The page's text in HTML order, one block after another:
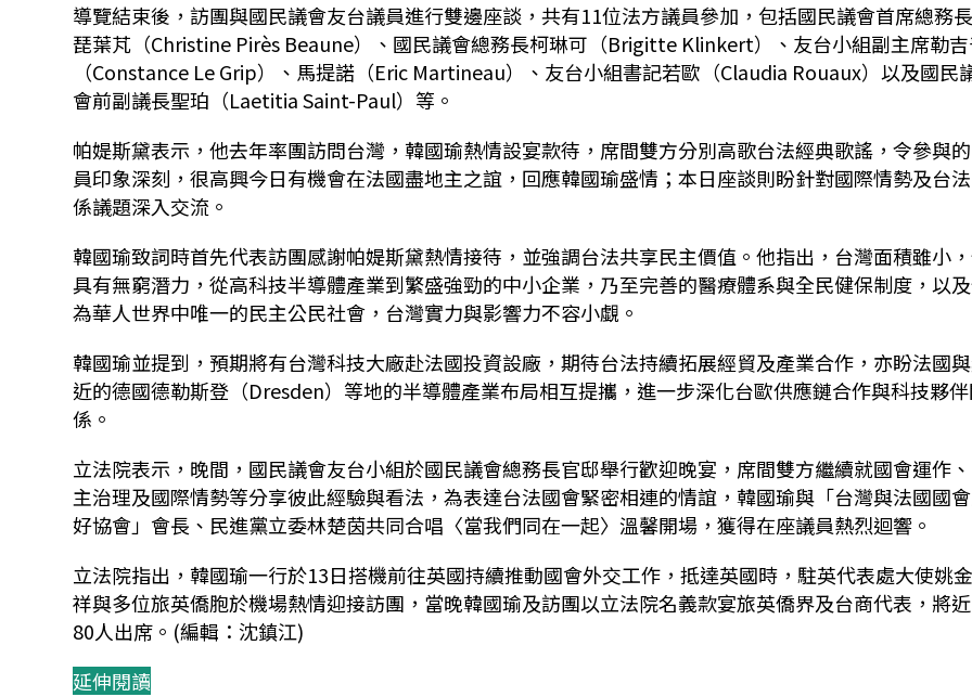
導覽結束後，訪團與國民議會友台議員進行雙邊座談，共有11位法方議員參加，包括國民議會首席總務
琵葉芃（Christine Pirès Beaune）、國民議會總務長柯琳可（Brigitte Klinkert）、友台小組副主席勒
（Constance Le Grip）、馬提諾（Eric Martineau）、友台小組書記若歐（Claudia Rouaux）以及國民
會前副議長聖珀（Laetitia Saint-Paul）等。
帕媞斯黛表示，他去年率團訪問台灣，韓國瑜熱情設宴款待，席間雙方分別高歌台法經典歌謠，令參與
員印象深刻，很高興今日有機會在法國盡地主之誼，回應韓國瑜盛情；本日座談則盼針對國際情勢及台
係議題深入交流。
韓國瑜致詞時首先代表訪團感謝帕媞斯黛熱情接待，並強調台法共享民主價值。他指出，台灣面積雖小
具有無窮潛力，從高科技半導體產業到繁盛強勁的中小企業，乃至完善的醫療體系與全民健保制度，以
為華人世界中唯一的民主公民社會，台灣實力與影響力不容小覷。
韓國瑜並提到，預期將有台灣科技大廠赴法國投資設廠，期待台法持續拓展經貿及產業合作，亦盼法國
近的德國德勒斯登（Dresden）等地的半導體產業布局相互提攜，進一步深化台歐供應鏈合作與科技夥
係。
立法院表示，晚間，國民議會友台小組於國民議會總務長官邸舉行歡迎晚宴，席間雙方繼續就國會運作
主治理及國際情勢等分享彼此經驗與看法，為表達台法國會緊密相連的情誼，韓國瑜與「台灣與法國國
好協會」會長、民進黨立委林楚茵共同合唱〈當我們同在一起〉溫馨開場，獲得在座議員熱烈迴響。
立法院指出，韓國瑜一行於13日搭機前往英國持續推動國會外交工作，抵達英國時，駐英代表處大使姚
祥與多位旅英僑胞於機場熱情迎接訪團，當晚韓國瑜及訪團以立法院名義款宴旅英僑界及台商代表，將近
80人出席。(編輯：沈鎮江)
延伸閱讀